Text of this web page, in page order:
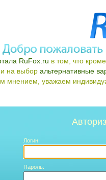
RuFox.ru в том, что кроме
на выбор альтернативные
мнением, уважаем
Логин:
Пароль: